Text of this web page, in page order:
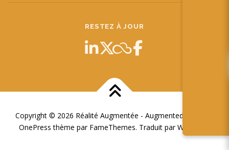
RESTEZ À JOUR
Copyright © 2026 Réalité Augmentée - Augmented Reality
OnePress thème par FameThemes. Traduit par Wp Trads.